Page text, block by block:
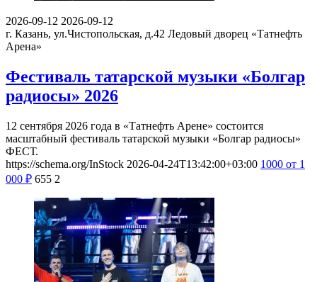
2026-09-12 2026-09-12
г. Казань, ул.Чистопольская, д.42 Ледовый дворец «Татнефть
Арена»
Фестиваль татарской музыки «Болгар
радиосы» 2026
12 сентября 2026 года в «Татнефть Арене» состоится
масштабный фестиваль татарской музыки «Болгар радиосы»
ФЕСТ.
https://schema.org/InStock 2026-04-24T13:42:00+03:00 1000 от 1
000 ₽ 655 2